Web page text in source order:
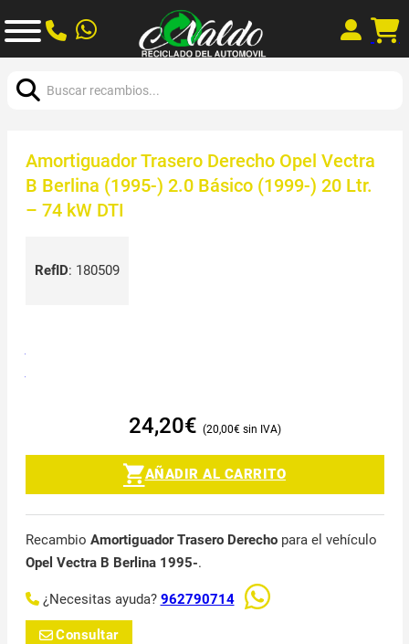
Amortiguador Trasero Derecho Opel Vectra
B Berlina (1995-) 2.0 Básico (1999-) 20 Ltr.
– 74 kW DTI
RefID: 180509
24,20€ 20,00€
AÑADIR AL CARRITO
Recambio Amortiguador Trasero Derechopara el vehículo
Opel Vectra B Berlina 1995-.
¿Necesitas ayuda? 962790714
Consultar